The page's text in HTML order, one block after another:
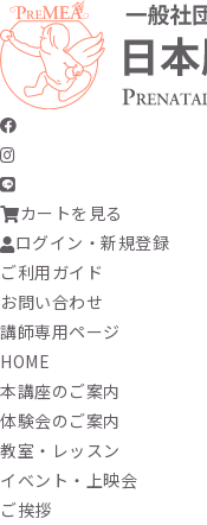
カートを見る
ログイン・新規登録
ご利用ガイド
お問い合わせ
講師専用ページ
HOME
本講座のご案内
体験会のご案内
教室・レッスン
イベント・上映会
ご挨拶